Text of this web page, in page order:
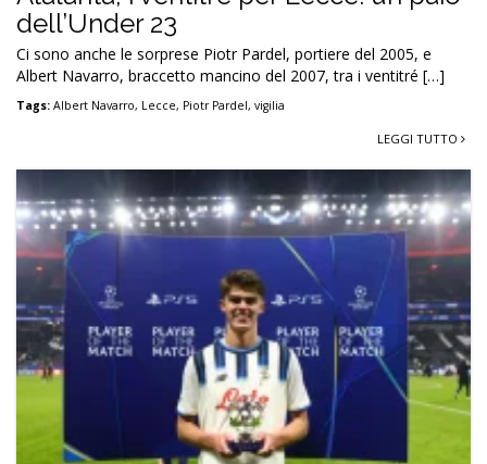
dell’Under 23
Ci sono anche le sorprese Piotr Pardel, portiere del 2005, e
Albert Navarro, braccetto mancino del 2007, tra i ventitré […]
Tags: Albert Navarro, Lecce, Piotr Pardel, vigilia
LEGGI TUTTO